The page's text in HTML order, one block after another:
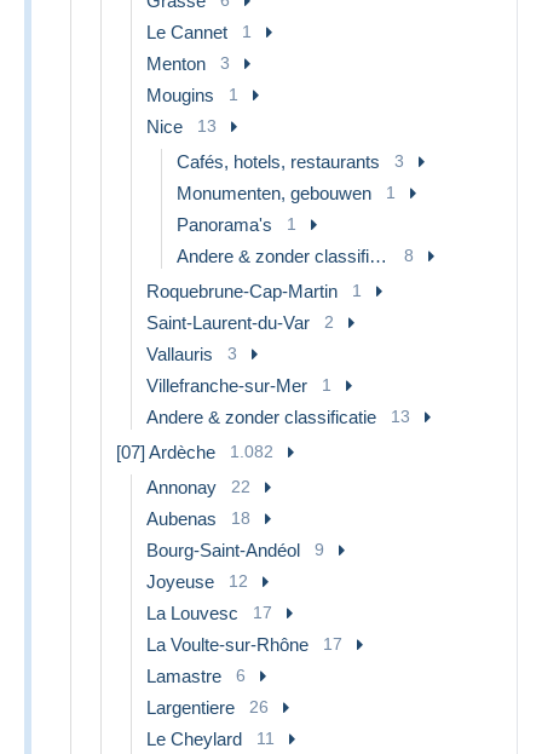
Le Cannet 1
Menton 3
Mougins 1
Nice 13
Cafés, hotels, restaurants 3
Monumenten, gebouwen 1
Panorama's 1
Andere & zonder classificatie 8
Roquebrune-Cap-Martin 1
Saint-Laurent-du-Var 2
Vallauris 3
Villefranche-sur-Mer 1
Andere & zonder classificatie 13
[07] Ardèche 1.082
Annonay 22
Aubenas 18
Bourg-Saint-Andéol 9
Joyeuse 12
La Louvesc 17
La Voulte-sur-Rhône 17
Lamastre 6
Largentiere 26
Le Cheylard 11